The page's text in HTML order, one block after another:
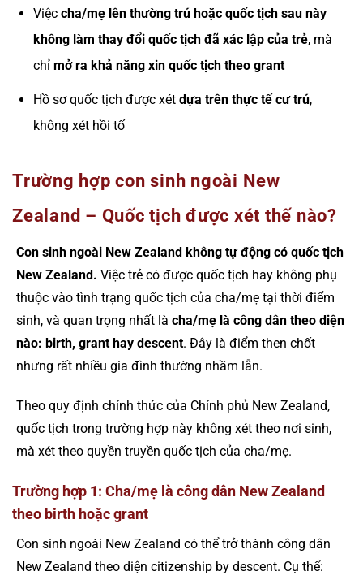
Việc cha/mẹ lên thường trú hoặc quốc tịch sau này
không làm thay đổi quốc tịch đã xác lập của trẻ, mà
chỉ mở ra khả năng xin quốc tịch theo grant
Hồ sơ quốc tịch được xét dựa trên thực tế cư trú,
không xét hồi tố
Trường hợp con sinh ngoài New
Zealand – Quốc tịch được xét thế nào?
Con sinh ngoài New Zealand không tự động có quốc tịch
New Zealand. Việc trẻ có được quốc tịch hay không phụ
thuộc vào tình trạng quốc tịch của cha/mẹ tại thời điểm
sinh, và quan trọng nhất là cha/mẹ là công dân theo diện
nào: birth, grant hay descent. Đây là điểm then chốt
nhưng rất nhiều gia đình thường nhầm lẫn.
Theo quy định chính thức của Chính phủ New Zealand,
quốc tịch trong trường hợp này không xét theo nơi sinh,
mà xét theo quyền truyền quốc tịch của cha/mẹ.
Trường hợp 1: Cha/mẹ là công dân New Zealand
theo birth hoặc grant
Con sinh ngoài New Zealand có thể trở thành công dân
New Zealand theo diện citizenship by descent. Cụ thể: